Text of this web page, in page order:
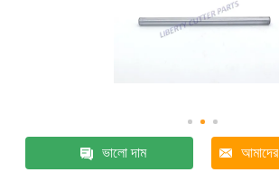
ভালো দাম